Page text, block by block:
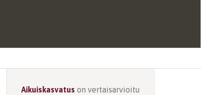
Aikuiskasvatus on vertaisarvioitu